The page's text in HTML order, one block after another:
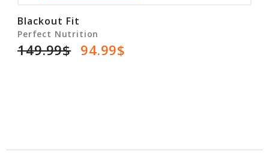
Blackout Fit
Perfect Nutrition
149.99$ 94.99$